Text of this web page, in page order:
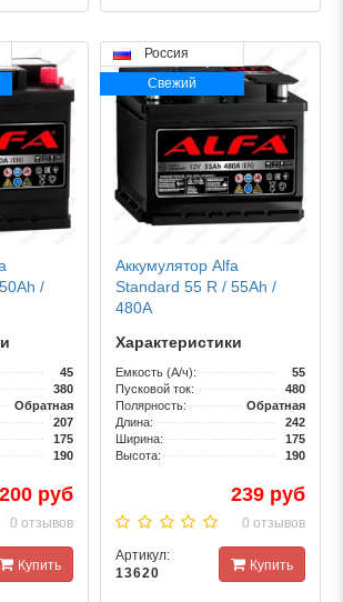
/
45
380
Обратная
207
175
190
200 руб
0 отзывов
Купить
Россия
Свежий
Аккумулятор Alfa
Standard 55 R / 55Ah /
480А
Характеристики
Емкость (А/ч):
55
Пусковой ток:
480
Полярность:
Обратная
Длина:
242
Ширина:
175
Высота:
190
239 руб
0 отзывов
Артикул:
13620
Купить